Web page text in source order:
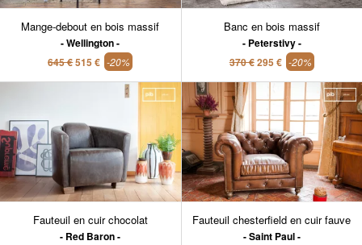
Mange-debout en bois massif
Wellington
645 €515 € -20%
Banc en bois massif
Peterstivy
370 €295 € -20%
Fauteuil en cuir chocolat
Red Baron
Fauteuil chesterfield en cuir fauve
Saint Paul